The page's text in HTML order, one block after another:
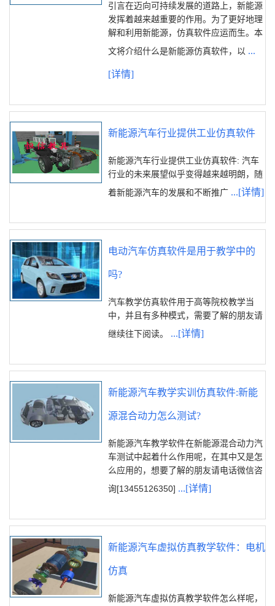
引言在迈向可持续发展的道路上，新能源
发挥着越来越重要的作用。为了更好地理
解和利用新能源，仿真软件应运而生。本
文将介绍什么是新能源仿真软件，以 ...
[详情]
新能源汽车行业提供工业仿真软件
新能源汽车行业提供工业仿真软件: 汽车
行业的未来展望似乎变得越来越明朗，随
着新能源汽车的发展和不断推广 ...[详情]
电动汽车仿真软件是用于教学中的
吗?
汽车教学仿真软件用于高等院校教学当
中，并且有多种模式，需要了解的朋友请
继续往下阅读。 ...[详情]
新能源汽车教学实训仿真软件:新能
源混合动力怎么测试?
新能源汽车教学软件在新能源混合动力汽
车测试中起着什么作用呢，在其中又是怎
么应用的，想要了解的朋友请电话微信咨
询[13455126350] ...[详情]
新能源汽车虚拟仿真教学软件：电机
仿真
新能源汽车虚拟仿真教学软件怎么样呢，